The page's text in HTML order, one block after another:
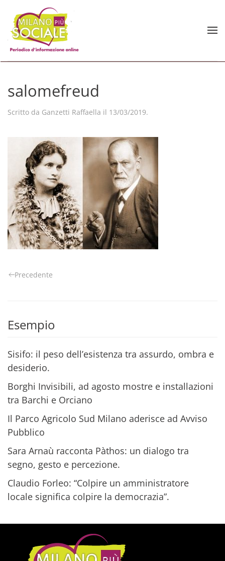
Skip to main content
salomefreud
Scritto da Ganzetti Raffaella il 13/03/2019.
Precedente
Esempio
Sisifo: il peso dell’esistenza tra assurdo, ombra e
desiderio.
Borghi Invisibili, ad agosto mostre e installazioni
tra Barchi e Orciano
Il Parco Agricolo Sud Milano aderisce ad Avviso
Pubblico
Sara Arnaù racconta Pàthos: un dialogo tra
segno, gesto e percezione.
Claudio Forleo: “Colpire un amministratore
locale significa colpire la democrazia”.